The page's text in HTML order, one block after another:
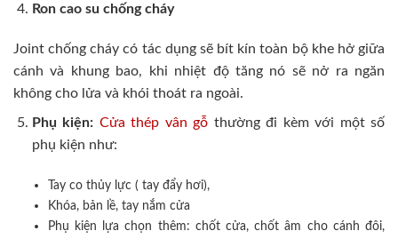
Ron cao su chống cháy
Joint chống cháy có tác dụng sẽ bít kín toàn bộ khe hở giữa
cánh và khung bao, khi nhiệt độ tăng nó sẽ nở ra ngăn
không cho lửa và khói thoát ra ngoài.
Phụ kiện: Cửa thép vân gỗ thường đi kèm với một số
phụ kiện như:
Tay co thủy lực ( tay đẩy hơi),
Khóa, bản lề, tay nắm cửa
Phụ kiện lựa chọn thêm: chốt cửa, chốt âm cho cánh đôi,